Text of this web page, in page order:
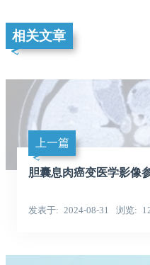
相关文章
上一篇
胆囊息肉癌变医学影像
发表于 2024-08-31 浏览